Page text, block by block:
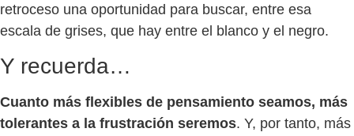
retroceso una oportunidad para buscar, entre esa
escala de grises, que hay entre el blanco y el negro.
Y recuerda…
Cuanto más flexibles de pensamiento seamos, más
tolerantes a la frustración seremos. Y, por tanto, más